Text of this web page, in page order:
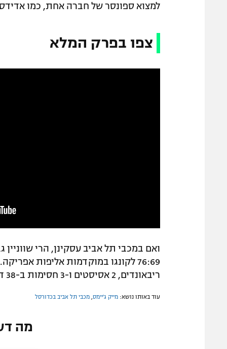
למצוא ספונסר של חברה אחת, כמו אדידס
צפו בפרק המלא
ואם במכבי תל אביב עסקינן, הרי
ריבאונדים, 2 אסיסטים ו-3 חסימות ב-38 דקות. מריאל שאיוק לא נכלל בסגל.
עוד באותו נושא: מייק ג'יימס מכבי תל אביב בכדורסל
מה